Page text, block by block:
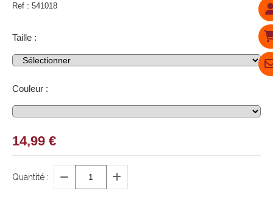
Ref : 541018
Taille :
Couleur :
14,99 €
Quantité :